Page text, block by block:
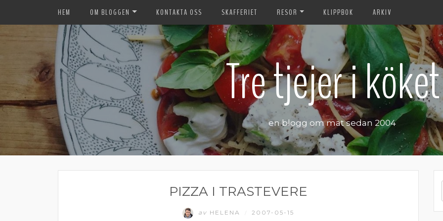
HEM OM BLOGGEN KONTAKTA OSS SKAFFERIET RESOR KLIPPBOK ARKIV
Tre tjejer i köket
en blogg om mat sedan 2004
PIZZA I TRASTEVERE
av HELENA 2007-05-15